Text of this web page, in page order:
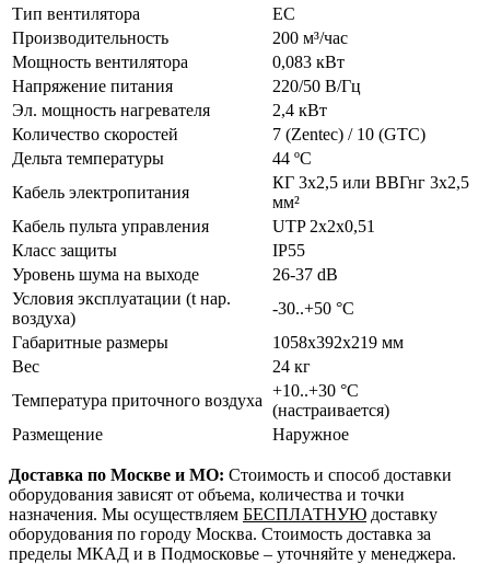
Тип вентилятора
EC
Производительность
200 м³/час
Мощность вентилятора
0,083 кВт
Напряжение питания
220/50 В/Гц
Эл. мощность нагревателя
2,4 кВт
Количество скоростей
7 (Zentec) / 10 (GTC)
Дельта температуры
44 ºС
Кабель электропитания
КГ 3х2,5 или ВВГнг 3х2,5
мм²
Кабель пульта управления
UTP 2х2х0,51
Класс защиты
IP55
Уровень шума на выходе
26-37 dB
Условия эксплуатации (t нар.
воздуха)
-30..+50 °C
Габаритные размеры
1058х392х219 мм
Вес
24 кг
Температура приточного воздуха
+10..+30 °C
(настраивается)
Размещение
Наружное
Доставка по Москве и МО: Стоимость и способ доставки
оборудования зависят от объема, количества и точки
назначения. Мы осуществляем БЕСПЛАТНУЮ доставку
оборудования по городу Москва. Стоимость доставка за
пределы МКАД и в Подмосковье – уточняйте у менеджера.